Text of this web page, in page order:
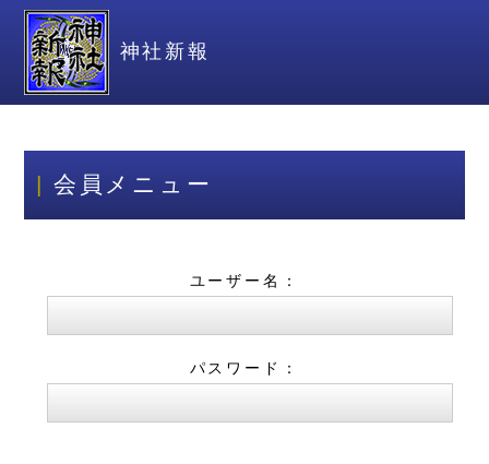
神社新報
会員メニュー
ユーザー名：
パスワード：